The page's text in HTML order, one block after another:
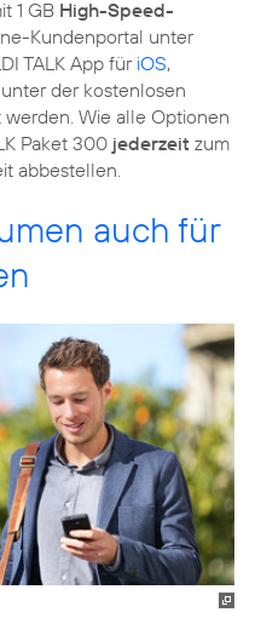
1 GB High-Speed-
Kundenportal unter
TALK App für iOS,
der kostenlosen
Wie alle Optionen
Paket 300 jederzeit zum
abbestellen.
auch für